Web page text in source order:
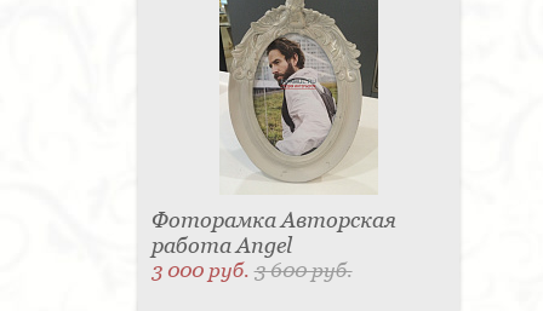
Фоторамка Авторская
работа Angel
3 000 руб.3 600 руб.